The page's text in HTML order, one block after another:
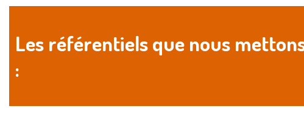
Les référentiels que nous
: